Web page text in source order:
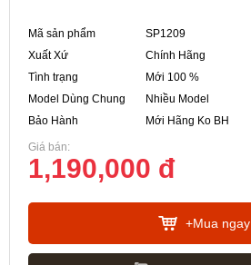
Mã sản phẩm
SP1209
Xuất Xứ
Chính Hãng
Tình trạng
Mới 100 %
Model Dùng Chung
Nhiều Model
Bảo Hành
Mới Hãng Ko BH
Giá bán:
1,190,000 đ
+Mua ngay